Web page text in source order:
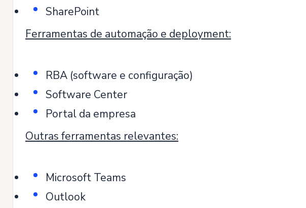
SharePoint
Ferramentas de automação e deployment:
RBA (software e configuração)
Software Center
Portal da empresa
Outras ferramentas relevantes:
Microsoft Teams
Outlook